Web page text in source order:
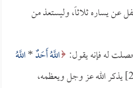
ثم ليتفل عن يساره ثلاثاً، وليستعذ من
له فإنه يقول: اللَّهُ أَحَدٌ*اللَّهُ
[الإخلاص:1-2] يذكر الله عز وجل ويعظمه،